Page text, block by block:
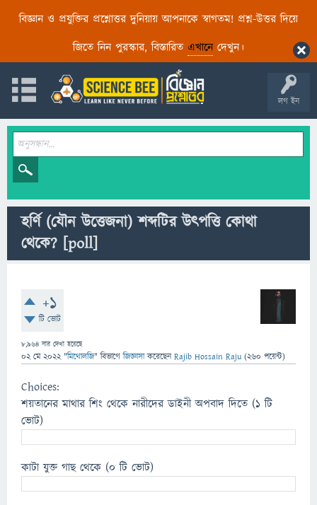
বিজ্ঞান ও প্রযুক্তির প্রশ্নোত্তর দুনিয়ায় আপনাকে স্বাগতম! প্রশ্ন-উত্তর দিয়ে
জিতে নিন পুরস্কার, বিস্তারিত এখানেদেখুন।
লগ ইন
হর্ণি (যৌন উত্তেজনা) শব্দটির উৎপত্তি কোথা
থেকে? [poll]
+1
টি ভোট
8,964 বার দেখা হয়েছে
02 মে 2022 "মিথোলজি" বিভাগে জিজ্ঞাসাকরেছেনRajib Hossain Raju (260 পয়েন্ট)
Choices:
শয়তানের মাথার শিং থেকে নারীদের ডাইনী অপবাদ দিতে(1 টি
ভোট)
কাটা যুক্ত গাছ থেকে (0 টি ভোট)